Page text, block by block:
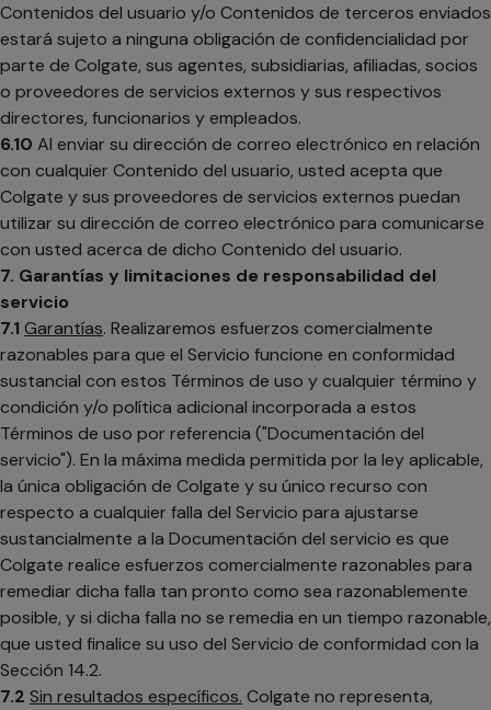
Contenidos del usuario y/o Contenidos de terceros enviados
estará sujeto a ninguna obligación de confidencialidad por
parte de Colgate, sus agentes, subsidiarias, afiliadas, socios
o proveedores de servicios externos y sus respectivos
directores, funcionarios y empleados.
6.10 Al enviar su dirección de correo electrónico en relación
con cualquier Contenido del usuario, usted acepta que
Colgate y sus proveedores de servicios externos puedan
utilizar su dirección de correo electrónico para comunicarse
con usted acerca de dicho Contenido del usuario.
7. Garantías y limitaciones de responsabilidad del
servicio
7.1 Garantías. Realizaremos esfuerzos comercialmente
razonables para que el Servicio funcione en conformidad
sustancial con estos Términos de uso y cualquier término y
condición y/o política adicional incorporada a estos
Términos de uso por referencia ("Documentación del
servicio"). En la máxima medida permitida por la ley aplicable,
la única obligación de Colgate y su único recurso con
respecto a cualquier falla del Servicio para ajustarse
sustancialmente a la Documentación del servicio es que
Colgate realice esfuerzos comercialmente razonables para
remediar dicha falla tan pronto como sea razonablemente
posible, y si dicha falla no se remedia en un tiempo razonable,
que usted finalice su uso del Servicio de conformidad con la
Sección 14.2.
7.2 Sin resultados específicos. Colgate no representa,